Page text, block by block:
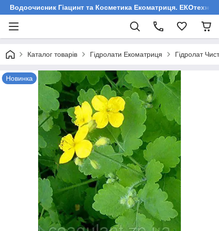
Водоочисник Гіацинт та Косметика Екоматриця.
Каталог товарів Гідролати Екоматриця Гідролат
Новинка